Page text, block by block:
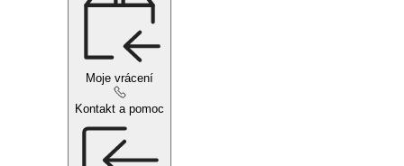
Moje vrácení
Kontakt a pomoc